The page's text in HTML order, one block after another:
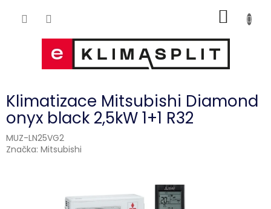
KOŠÍK
Klimatizace Mitsubishi Diamond
onyx black 2,5kW 1+1 R32
MUZ-LN25VG2
Značka: Mitsubishi